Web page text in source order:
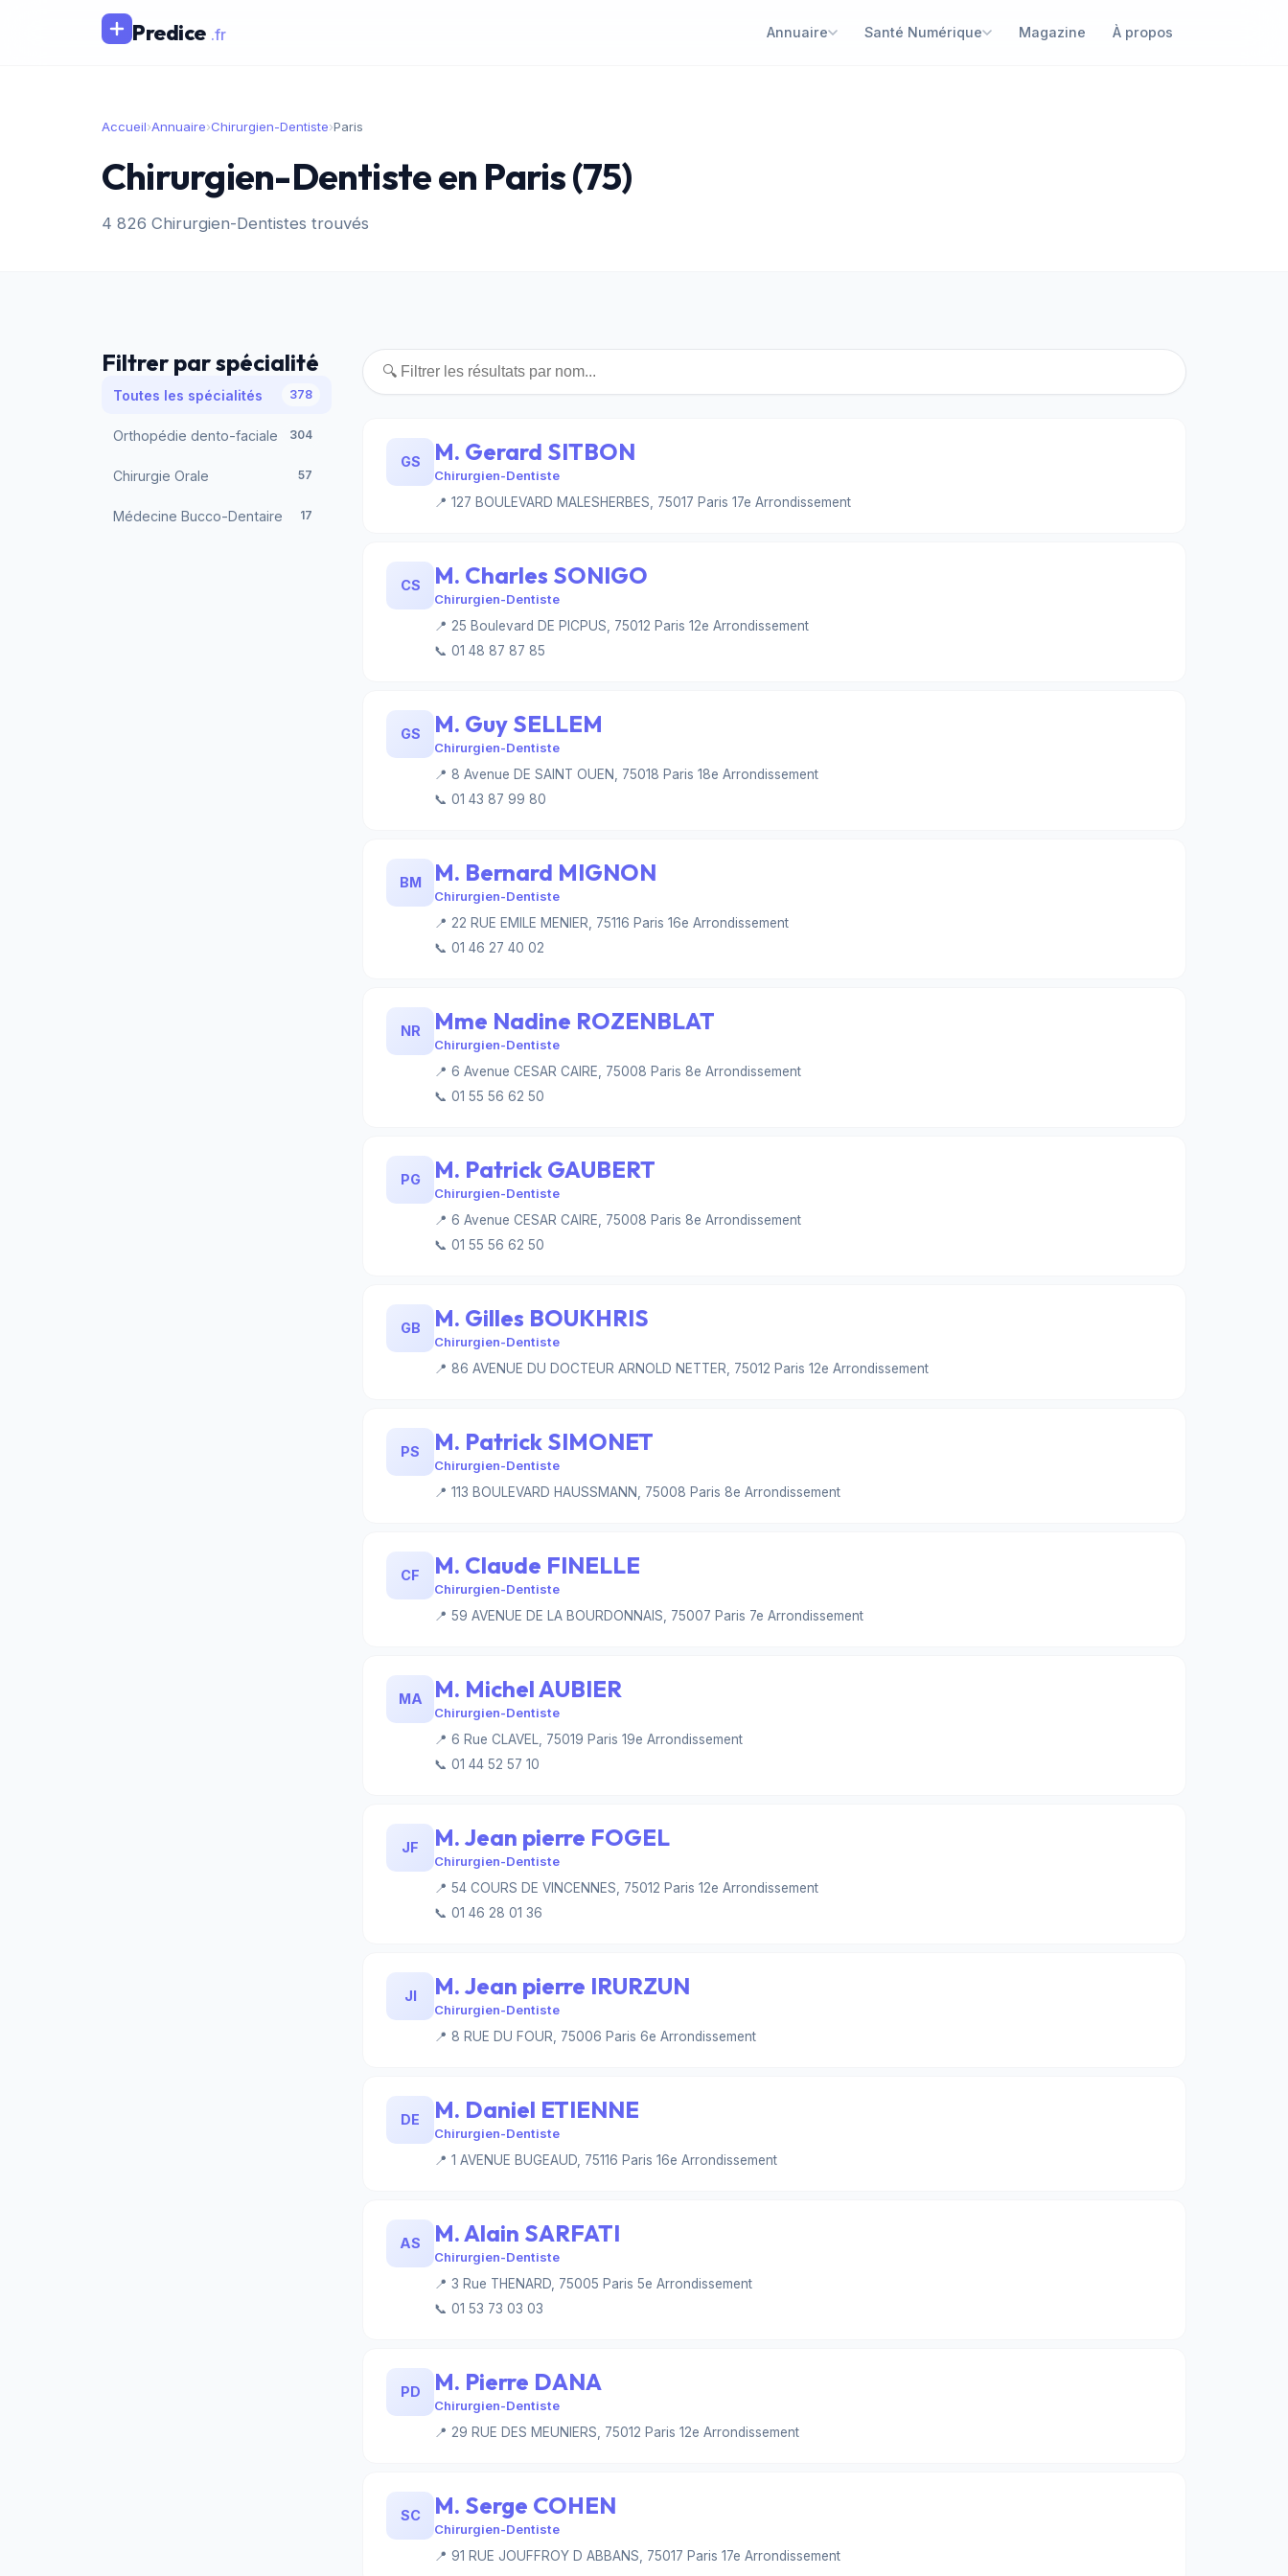
Predice .fr Annuaire Santé Numérique Magazine À propos
Accueil›Annuaire›Chirurgien-Dentiste›Paris
Chirurgien-Dentiste en Paris (75)
4 826 Chirurgien-Dentistes trouvés
Filtrer par spécialité
Toutes les spécialités 378
Orthopédie dento-faciale 304
Chirurgie Orale 57
Médecine Bucco-Dentaire 17
GS M. Gerard SITBON
Chirurgien-Dentiste
📍 127 BOULEVARD MALESHERBES, 75017 Paris 17e Arrondissement
CS M. Charles SONIGO
Chirurgien-Dentiste
📍 25 Boulevard DE PICPUS, 75012 Paris 12e Arrondissement
📞 01 48 87 87 85
GS M. Guy SELLEM
Chirurgien-Dentiste
📍 8 Avenue DE SAINT OUEN, 75018 Paris 18e Arrondissement
📞 01 43 87 99 80
BM M. Bernard MIGNON
Chirurgien-Dentiste
📍 22 RUE EMILE MENIER, 75116 Paris 16e Arrondissement
📞 01 46 27 40 02
NR Mme Nadine ROZENBLAT
Chirurgien-Dentiste
📍 6 Avenue CESAR CAIRE, 75008 Paris 8e Arrondissement
📞 01 55 56 62 50
PG M. Patrick GAUBERT
Chirurgien-Dentiste
📍 6 Avenue CESAR CAIRE, 75008 Paris 8e Arrondissement
📞 01 55 56 62 50
GB M. Gilles BOUKHRIS
Chirurgien-Dentiste
📍 86 AVENUE DU DOCTEUR ARNOLD NETTER, 75012 Paris 12e Arrondissement
PS M. Patrick SIMONET
Chirurgien-Dentiste
📍 113 BOULEVARD HAUSSMANN, 75008 Paris 8e Arrondissement
CF M. Claude FINELLE
Chirurgien-Dentiste
📍 59 AVENUE DE LA BOURDONNAIS, 75007 Paris 7e Arrondissement
MA M. Michel AUBIER
Chirurgien-Dentiste
📍 6 Rue CLAVEL, 75019 Paris 19e Arrondissement
📞 01 44 52 57 10
JF M. Jean pierre FOGEL
Chirurgien-Dentiste
📍 54 COURS DE VINCENNES, 75012 Paris 12e Arrondissement
📞 01 46 28 01 36
JI M. Jean pierre IRURZUN
Chirurgien-Dentiste
📍 8 RUE DU FOUR, 75006 Paris 6e Arrondissement
DE M. Daniel ETIENNE
Chirurgien-Dentiste
📍 1 AVENUE BUGEAUD, 75116 Paris 16e Arrondissement
AS M. Alain SARFATI
Chirurgien-Dentiste
📍 3 Rue THENARD, 75005 Paris 5e Arrondissement
📞 01 53 73 03 03
PD M. Pierre DANA
Chirurgien-Dentiste
📍 29 RUE DES MEUNIERS, 75012 Paris 12e Arrondissement
SC M. Serge COHEN
Chirurgien-Dentiste
📍 91 RUE JOUFFROY D ABBANS, 75017 Paris 17e Arrondissement